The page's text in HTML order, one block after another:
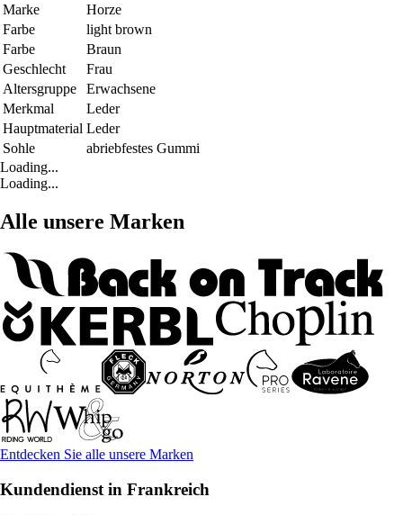
Marke
Horze
Farbe
light brown
Farbe
Braun
Geschlecht
Frau
Altersgruppe
Erwachsene
Merkmal
Leder
Hauptmaterial Leder
Sohle
abriebfestes Gummi
Loading...
Loading...
Alle unsere Marken
Entdecken Sie alle unsere Marken
Kundendienst in Frankreich